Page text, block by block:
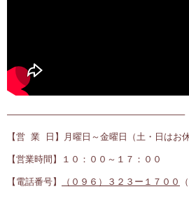
———————————————————–
【営 業 日】月曜日～金曜日（土・日はお休
【営業時間】１０：００～１７：００
【電話番号】 （０９６）３２３ー１７００